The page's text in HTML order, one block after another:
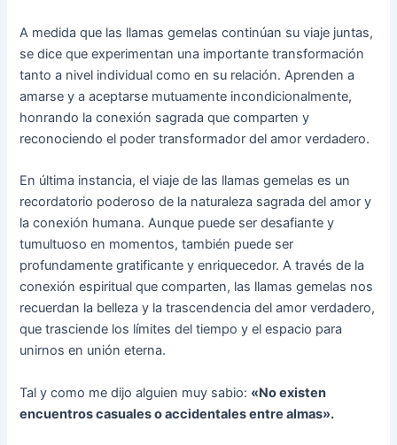
A medida que las llamas gemelas continúan su viaje juntas,
se dice que experimentan una importante transformación
tanto a nivel individual como en su relación. Aprenden a
amarse y a aceptarse mutuamente incondicionalmente,
honrando la conexión sagrada que comparten y
reconociendo el poder transformador del amor verdadero.
En última instancia, el viaje de las llamas gemelas es un
recordatorio poderoso de la naturaleza sagrada del amor y
la conexión humana. Aunque puede ser desafiante y
tumultuoso en momentos, también puede ser
profundamente gratificante y enriquecedor. A través de la
conexión espiritual que comparten, las llamas gemelas nos
recuerdan la belleza y la trascendencia del amor verdadero,
que trasciende los límites del tiempo y el espacio para
unirnos en unión eterna.
Tal y como me dijo alguien muy sabio: «No existen
encuentros casuales o accidentales entre almas».